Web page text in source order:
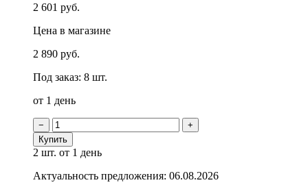
2 601 руб.
Цена в магазине
2 890 руб.
Под заказ: 8 шт.
от 1 день
−
+
Купить
2 шт. от 1 день
Актуальность предложения: 06.08.2026